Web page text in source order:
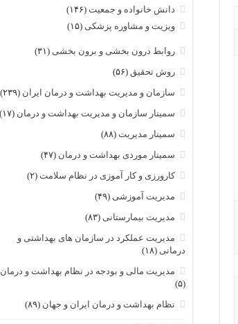
دانش خانواده و جمعیت(۱۴۶)
ویزیت و مشاوره پزشکی (۱۵)
روابط درون بخشی و برون بخشی (۳۱)
روش تحقیق(۵۶)
سازمان و مدیریت بهداشت و درمان ایران (۲۳۹)
سمینار سازمان و مدیریت بهداشت و درمان (۱۷)
سمینار مدیریت(۸۸)
سمینار موردی بهداشت و درمان (۴۷)
کارورزی و کار آموزی در نظام سلامت(۲)
مدیریت آموزشی (۴۹)
مدیریت بیمارستانی (۸۳)
مدیریت عملکرد در سازمان های بهداشتی و
درمانی (۱۸)
مدیریت مالی و بودجه در نظام بهداشت و درمان
(۵)
نظام بهداشت و درمان ایران و جهان (۸۹)